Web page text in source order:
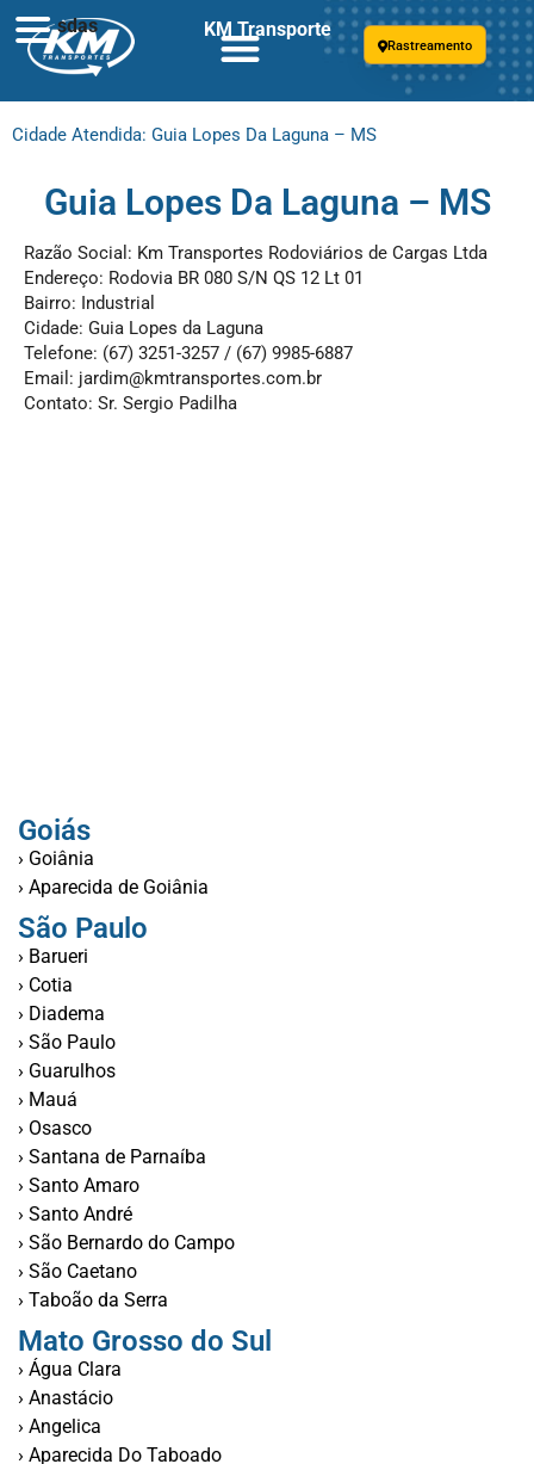
Rastreamento
Cidade Atendida: Guia Lopes Da Laguna – MS
Guia Lopes Da Laguna – MS
Razão Social: Km Transportes Rodoviários de Cargas Ltda
Endereço: Rodovia BR 080 S/N QS 12 Lt 01
Bairro: Industrial
Cidade: Guia Lopes da Laguna
Telefone: (67) 3251-3257 / (67) 9985-6887
Email: jardim@kmtransportes.com.br
Contato: Sr. Sergio Padilha
Goiás
› Goiânia
› Aparecida de Goiânia
São Paulo
› Barueri
› Cotia
› Diadema
› São Paulo
› Guarulhos
› Mauá
› Osasco
› Santana de Parnaíba
› Santo Amaro
› Santo André
› São Bernardo do Campo
› São Caetano
› Taboão da Serra
Mato Grosso do Sul
› Água Clara
› Anastácio
› Angelica
› Aparecida Do Taboado
sdas KM Transporte